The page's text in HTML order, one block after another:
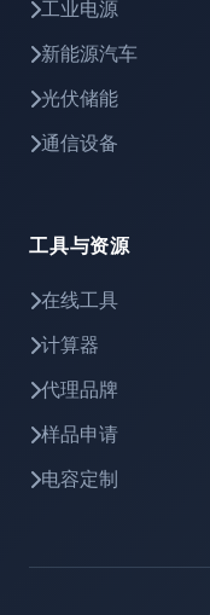
工业电源
新能源汽车
光伏储能
通信设备
工具与资源
在线工具
计算器
代理品牌
样品申请
电容定制